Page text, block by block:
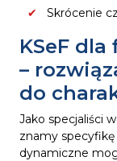
Skrócenie
KSeF
–
do
Jako specjaliści
znamy
dynamiczne